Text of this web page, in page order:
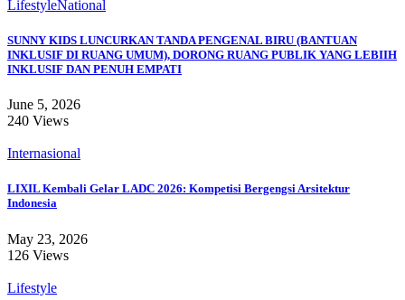
LifestyleNational
SUNNY KIDS LUNCURKAN TANDA PENGENAL BIRU (BANTUAN
INKLUSIF DI RUANG UMUM), DORONG RUANG PUBLIK YANG LEBIIH
INKLUSIF DAN PENUH EMPATI
June 5, 2026
240 Views
Internasional
LIXIL Kembali Gelar LADC 2026: Kompetisi Bergengsi Arsitektur
Indonesia
May 23, 2026
126 Views
Lifestyle